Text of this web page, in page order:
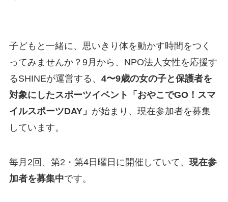
子どもと一緒に、思いきり体を動かす時間をつく
ってみませんか？9月から、NPO法人女性を応援す
るSHINEが運営する、 4〜9歳の女の子と保護者を
対象にしたスポーツイベント「おやこでGO！スマ
イルスポーツDAY」 が始まり、現在参加者を募集
しています。
毎月2回、第2・第4日曜日に開催していて、 現在参
加者を募集中です。